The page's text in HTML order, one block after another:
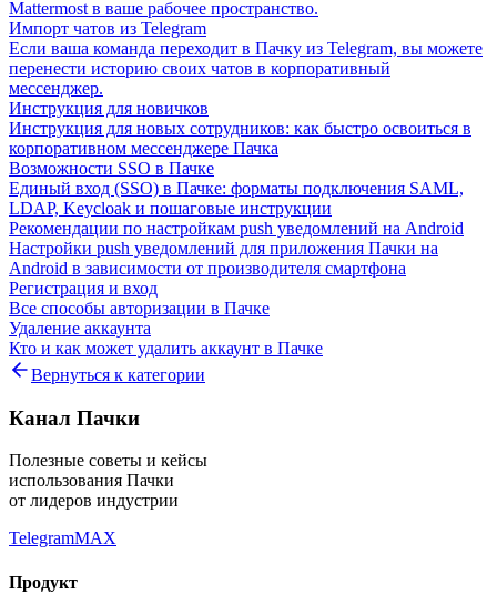
Mattermost в ваше рабочее пространство.
Импорт чатов из Telegram
Если ваша команда переходит в Пачку из Telegram, вы можете
перенести историю своих чатов в корпоративный
мессенджер.
Инструкция для новичков
Инструкция для новых сотрудников: как быстро освоиться в
корпоративном мессенджере Пачка
Возможности SSO в Пачке
Единый вход (SSO) в Пачке: форматы подключения SAML,
LDAP, Keycloak и пошаговые инструкции
Рекомендации по настройкам push уведомлений на Android
Настройки push уведомлений для приложения Пачки на
Android в зависимости от производителя смартфона
Регистрация и вход
Все способы авторизации в Пачке
Удаление аккаунта
Кто и как может удалить аккаунт в Пачке
Вернуться к категории
Канал Пачки
Полезные советы и кейсы
использования Пачки
от лидеров индустрии
TelegramMAX
Продукт